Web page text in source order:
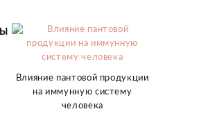
Влияние пантовой продукции
на иммунную систему
человека